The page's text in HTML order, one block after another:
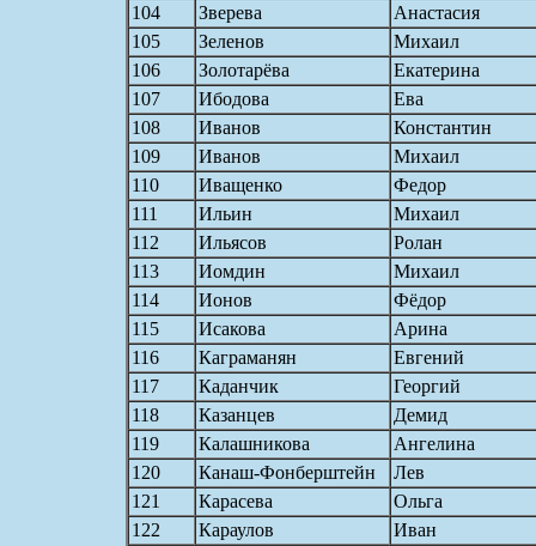
104
Зверева
Анастасия
105
Зеленов
Михаил
106
Золотарёва
Екатерина
107
Ибодова
Ева
108
Иванов
Константин
109
Иванов
Михаил
110
Иващенко
Федор
111
Ильин
Михаил
112
Ильясов
Ролан
113
Иомдин
Михаил
114
Ионов
Фёдор
115
Исакова
Арина
116
Каграманян
Евгений
117
Каданчик
Георгий
118
Казанцев
Демид
119
Калашникова
Ангелина
120
Канаш-Фонберштейн
Лев
121
Карасева
Ольга
122
Караулов
Иван